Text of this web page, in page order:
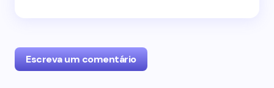
Escreva um comentário